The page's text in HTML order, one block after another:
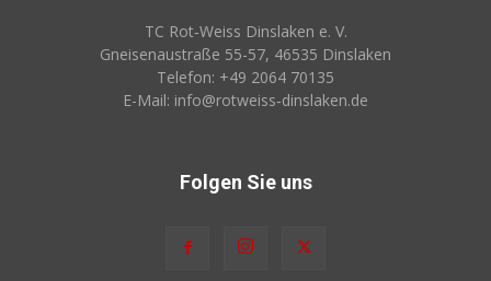
TC Rot‑Weiss Dinslaken e. V.
Gneisenaustraße 55-57, 46535 Dinslaken
Telefon: +49 2064 70135
E-Mail: info@rotweiss‑dinslaken.de
Folgen Sie uns